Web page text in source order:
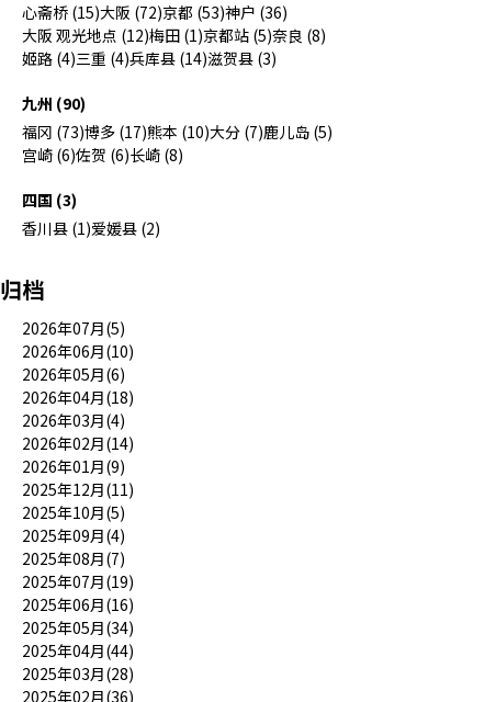
心斋桥 (15)大阪 (72)京都 (53)神户 (36)
大阪 观光地点 (12)梅田 (1)京都站 (5)奈良 (8)
姬路 (4)三重 (4)兵库县 (14)滋贺县 (3)
九州 (90)
福冈 (73)博多 (17)熊本 (10)大分 (7)鹿儿岛 (5)
宫崎 (6)佐贺 (6)长崎 (8)
四国 (3)
香川县 (1)爱媛县 (2)
归档
2026年07月(5)
2026年06月(10)
2026年05月(6)
2026年04月(18)
2026年03月(4)
2026年02月(14)
2026年01月(9)
2025年12月(11)
2025年10月(5)
2025年09月(4)
2025年08月(7)
2025年07月(19)
2025年06月(16)
2025年05月(34)
2025年04月(44)
2025年03月(28)
2025年02月(36)